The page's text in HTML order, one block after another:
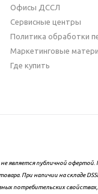
Офисы ДССЛ
Сервисные центры
Политика обработки
Маркетинговые
Где купить
является публичной
При наличии на складе
потребительских